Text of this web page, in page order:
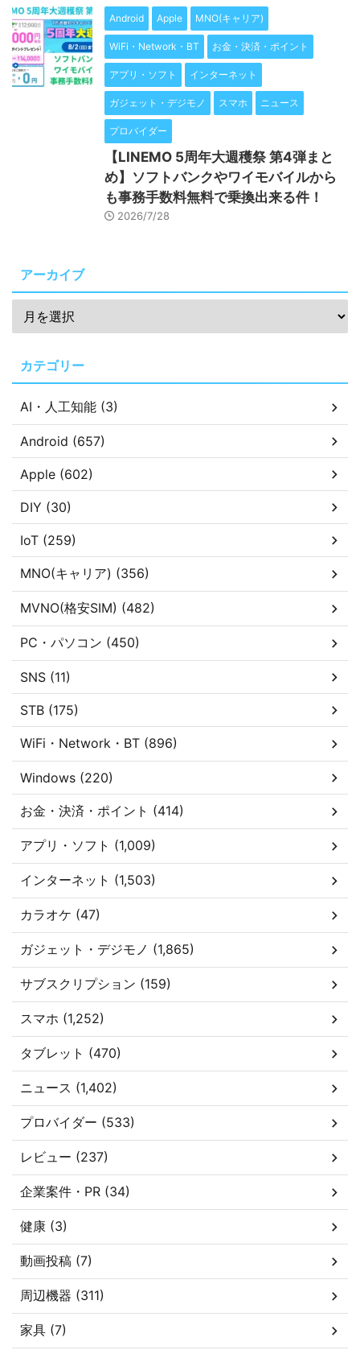
Android Apple MNO(キャリア)
WiFi・Network・BT お金・決済・ポイント
アプリ・ソフト インターネット
ガジェット・デジモノ スマホ ニュース
プロバイダー
【LINEMO 5周年大週穫祭 第4弾まと
め】ソフトバンクやワイモバイルから
も事務手数料無料で乗換出来る件！
2026/7/28
アーカイブ
カテゴリー
AI・人工知能 (3)
Android (657)
Apple (602)
DIY (30)
IoT (259)
MNO(キャリア) (356)
MVNO(格安SIM) (482)
PC・パソコン (450)
SNS (11)
STB (175)
WiFi・Network・BT (896)
Windows (220)
お金・決済・ポイント (414)
アプリ・ソフト (1,009)
インターネット (1,503)
カラオケ (47)
ガジェット・デジモノ (1,865)
サブスクリプション (159)
スマホ (1,252)
タブレット (470)
ニュース (1,402)
プロバイダー (533)
レビュー (237)
企業案件・PR (34)
健康 (3)
動画投稿 (7)
周辺機器 (311)
家具 (7)